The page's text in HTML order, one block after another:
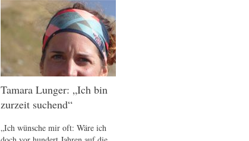
Tamara Lunger: „Ich bin
zurzeit suchend“
„Ich wünsche mir oft: Wäre ich